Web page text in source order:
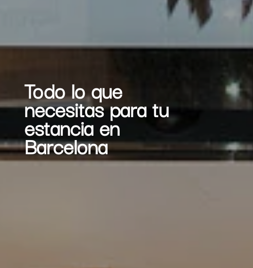
Todo lo que
necesitas para tu
estancia en
Barcelona